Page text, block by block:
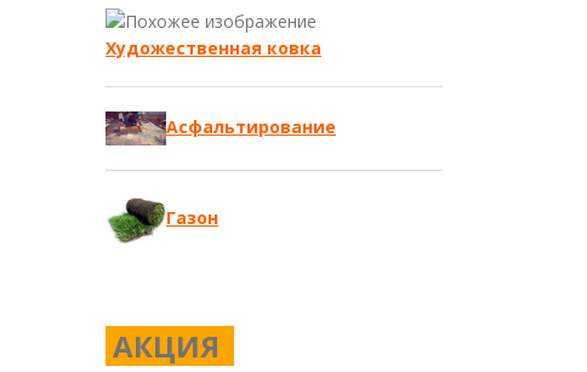
Художественная ковка
Асфальтирование
Газон
АКЦИЯ